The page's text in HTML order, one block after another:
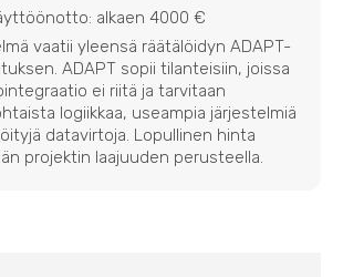
alkaen 4000 €
vaatii yleensä räätälöidyn ADAPT-
ADAPT sopii tilanteisiin, joissa
ei riitä ja tarvitaan
logiikkaa, useampia järjestelmiä
datavirtoja. Lopullinen hinta
projektin laajuuden perusteella.